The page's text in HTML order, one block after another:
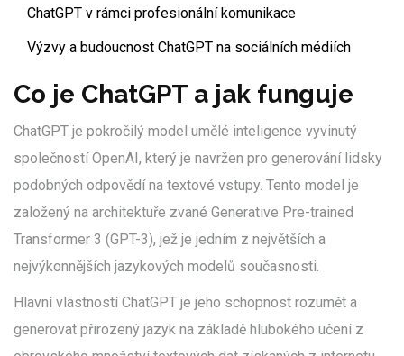
ChatGPT v rámci profesionální komunikace
Výzvy a budoucnost ChatGPT na sociálních médiích
Co je ChatGPT a jak funguje
ChatGPT je pokročilý model umělé inteligence vyvinutý
společností OpenAI, který je navržen pro generování lidsky
podobných odpovědí na textové vstupy. Tento model je
založený na architektuře zvané Generative Pre-trained
Transformer 3 (GPT-3), jež je jedním z největších a
nejvýkonnějších jazykových modelů současnosti.
Hlavní vlastností ChatGPT je jeho schopnost rozumět a
generovat přirozený jazyk na základě hlubokého učení z